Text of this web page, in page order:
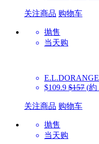
关注商品 购物车
抛售
当天购
$109.9 $157 (約
关注商品 购物车
抛售
当天购